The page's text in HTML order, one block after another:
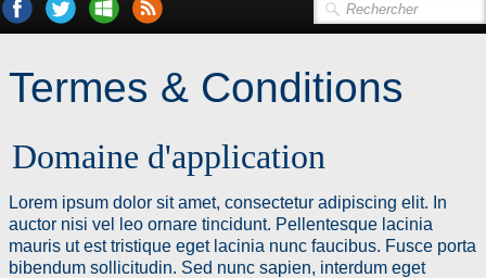
Le Club
Album
Dossier
Calendrier
Vente de matériel
Termes & Conditions
Domaine d'application
Lorem ipsum dolor sit amet, consectetur adipiscing elit. In
auctor nisi vel leo ornare tincidunt. Pellentesque lacinia
mauris ut est tristique eget lacinia nunc faucibus. Fusce porta
bibendum sollicitudin. Sed nunc sapien, interdum eget